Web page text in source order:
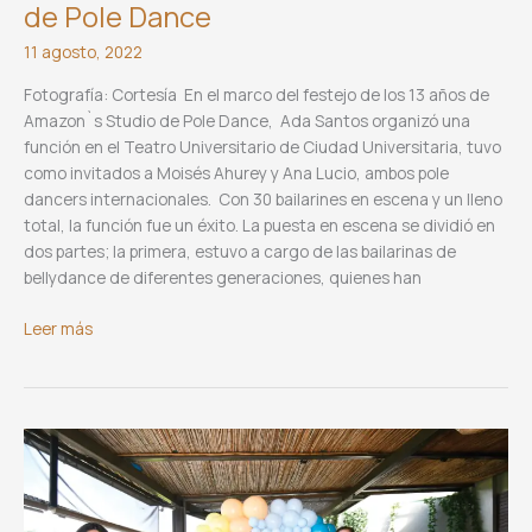
de Pole Dance
11 agosto, 2022
Fotografía: Cortesía En el marco del festejo de los 13 años de
Amazon`s Studio de Pole Dance, Ada Santos organizó una
función en el Teatro Universitario de Ciudad Universitaria, tuvo
como invitados a Moisés Ahurey y Ana Lucio, ambos pole
dancers internacionales. Con 30 bailarines en escena y un lleno
total, la función fue un éxito. La puesta en escena se dividió en
dos partes; la primera, estuvo a cargo de las bailarinas de
bellydance de diferentes generaciones, quienes han
13
Studio
de
Pole
Dance
Leer más